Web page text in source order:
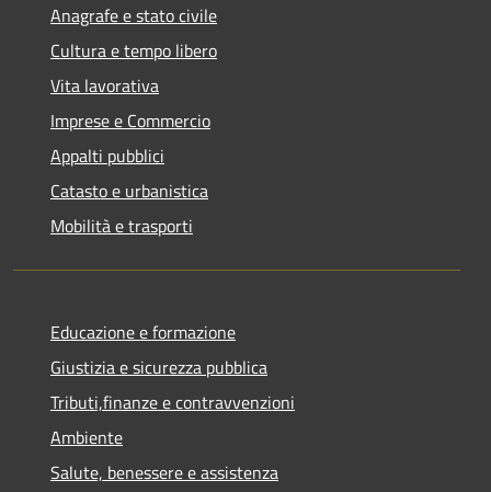
Anagrafe e stato civile
Cultura e tempo libero
Vita lavorativa
Imprese e Commercio
Appalti pubblici
Catasto e urbanistica
Mobilità e trasporti
Educazione e formazione
Giustizia e sicurezza pubblica
Tributi,finanze e contravvenzioni
Ambiente
Salute, benessere e assistenza